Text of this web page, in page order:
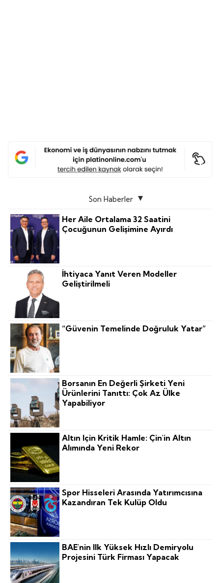
Son Haberler
Her Aile Ortalama 32 Saatini
Çocuğunun Gelişimine Ayırdı
İhtiyaca Yanıt Veren Modeller
Geliştirilmeli
“Güvenin Temelinde Doğruluk Yatar”
Borsanın En Değerli Şirketi Yeni
Ürünlerini Tanıttı: Çok Az Ülke
Yapabiliyor
Altın Için Kritik Hamle: Çin'in Altın
Alımında Yeni Rekor
Spor Hisseleri Arasında Yatırımcısına
Kazandıran Tek Kulüp Oldu
BAE'nin Ilk Yüksek Hızlı Demiryolu
Projesini Türk Firması Yapacak